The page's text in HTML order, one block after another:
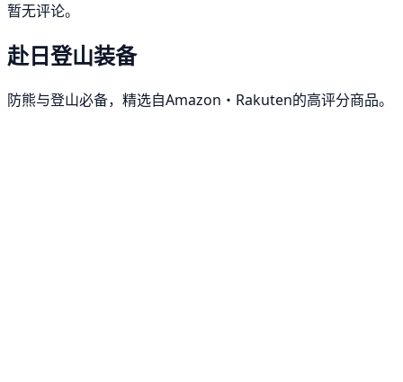
暂无评论。
赴日登山装备
防熊与登山必备，精选自Amazon・Rakuten的高评分商品。